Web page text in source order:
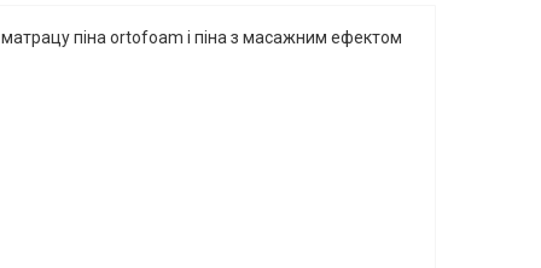
піна ortofoam і піна з масажним ефектом